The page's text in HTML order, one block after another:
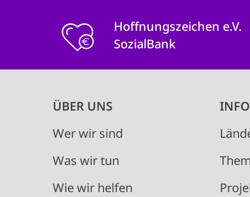
Hoffnungszeichen e.V.
SozialBank
Main
navigation
ÜBER UNS
Wer wir sind
Was wir tun
Wie wir helfen